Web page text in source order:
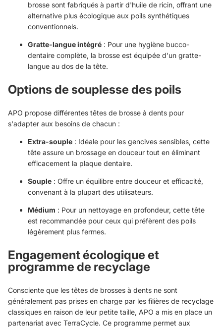
brosse sont fabriqués à partir d'huile de ricin, offrant une
alternative plus écologique aux poils synthétiques
conventionnels.
Gratte-langue intégré : Pour une hygiène bucco-
dentaire complète, la brosse est équipée d'un gratte-
langue au dos de la tête.
Options de souplesse des poils
APO propose différentes têtes de brosse à dents pour
s'adapter aux besoins de chacun :
Extra-souple : Idéale pour les gencives sensibles, cette
tête assure un brossage en douceur tout en éliminant
efficacement la plaque dentaire.
Souple : Offre un équilibre entre douceur et efficacité,
convenant à la plupart des utilisateurs.
Médium : Pour un nettoyage en profondeur, cette tête
est recommandée pour ceux qui préfèrent des poils
légèrement plus fermes.
Engagement écologique et
programme de recyclage
Consciente que les têtes de brosses à dents ne sont
généralement pas prises en charge par les filières de recyclage
classiques en raison de leur petite taille, APO a mis en place un
partenariat avec TerraCycle. Ce programme permet aux